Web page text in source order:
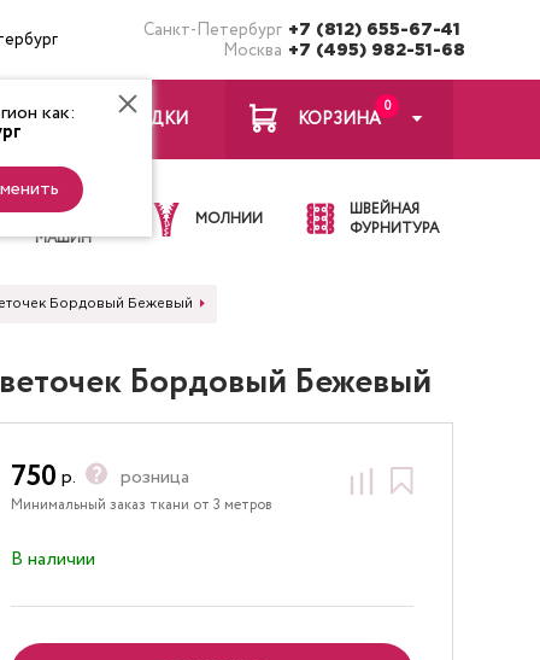
Санкт-Петербург +7 (812) 655-67-41
Москва +7 (495) 982-51-68
как: ЗАКЛАДКИ
0
КОРЗИНА
ИГЛЫ ДЛЯ
ШВЕЙНЫХ
МАШИН
МОЛНИИ
ШВЕЙНАЯ
ФУРНИТУРА
Бордовый Бежевый
Бордовый Бежевый
750 р. розница
Минимальный заказ ткани от 3 метров
В наличии